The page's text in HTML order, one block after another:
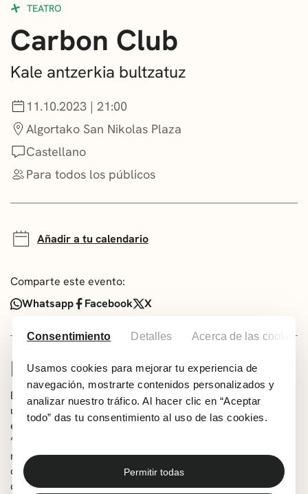
Consentimiento Detalles Acerca de las cookies
Usamos cookies para mejorar tu experiencia de
navegación, mostrarte contenidos personalizados y
analizar nuestro tráfico. Al hacer clic en “Aceptar
todo” das tu consentimiento al uso de las cookies.
Permitir todas
NOTICIAS
GETXO KULTURA
ASOCIACIONES CULTURALES
TEATRO
Carbon Club
Kale antzerkia bultzatuz
11.10.2023 | 21:00
Algortako San Nikolas Plaza
Castellano
Para todos los públicos
Añadir a tu calendario
Comparte este evento:
Whatsapp
Facebook X
INFORMACIÓN
El ciclo Kale Antzerkia Bultzatuz vuelve para acercarnos
una variada propuesta dirigida a públicos de todas las
edades. Abrirá el programa la compañía Markeliñe con
‘Carbon club’ un espectáculo que mira a los hombres y
mujeres de la mina y en el que el negro de la noche y del
carbón se funden como telón de fondo de un singular
cabaret.